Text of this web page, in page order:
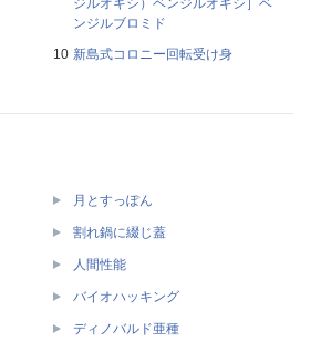
ジルオキシ）ベンジルオキシ］ベ
ンジルブロミド
新島式コロニー回転受け身
月とすっぽん
割れ鍋に綴じ蓋
人間性能
バイオハッキング
ディノバルド亜種